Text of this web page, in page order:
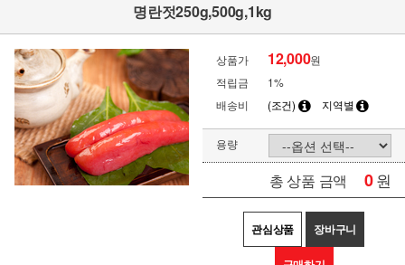
명란젓250g,500g,1kg
상품가 12,000원
적립금
1%
배송비
(조건) 지역별
용량
총 상품 금액 0원
관심상품 장바구니